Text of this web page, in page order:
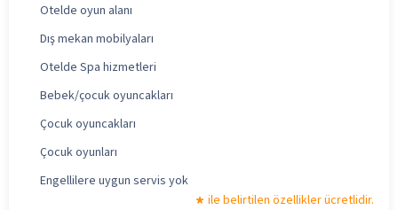
Otelde oyun alanı
Dış mekan mobilyaları
Otelde Spa hizmetleri
Bebek/çocuk oyuncakları
Çocuk oyuncakları
Çocuk oyunları
Engellilere uygun servis yok
ile belirtilen özellikler ücretlidir.